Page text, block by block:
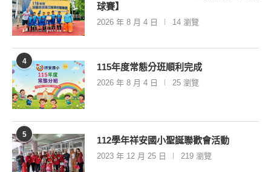
球賽】
2026 年 8 月 4 日 14 瀏覽
4
115年度常態分班順利完成
2026 年 8 月 4 日 25 瀏覽
5
112學年祥安國小聖誕聯歡會活動
2023 年 12 月 25 日 219 瀏覽